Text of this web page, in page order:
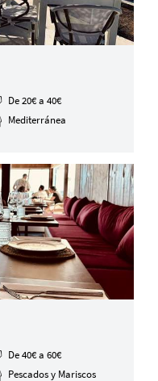
De 20€ a 40€
Mediterránea
De 40€ a 60€
Pescados y Mariscos